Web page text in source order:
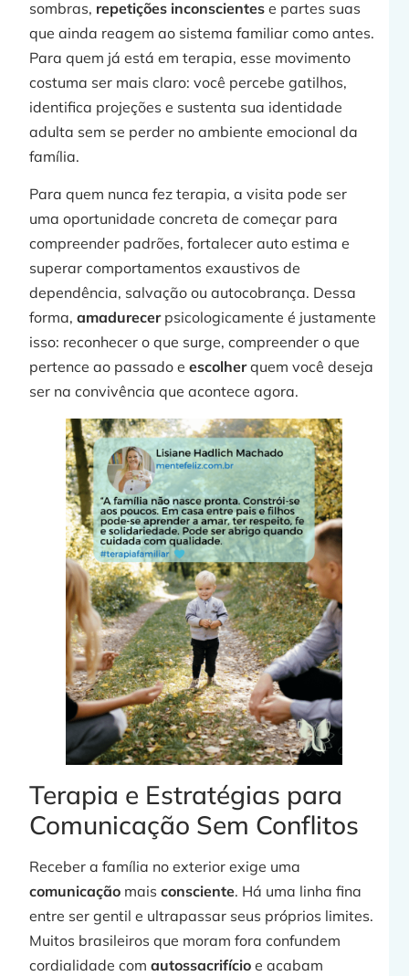
sombras, repetições inconscientese partes suas
que ainda reagem ao sistema familiar como antes.
Para quem já está em terapia, esse movimento
costuma ser mais claro: você percebe gatilhos,
identifica projeções e sustenta sua identidade
adulta sem se perder no ambiente emocional da
família.
Para quem nunca fez terapia, a visita pode ser
uma oportunidade concreta de começar para
compreender padrões, fortalecer auto estima e
superar comportamentos exaustivos de
dependência, salvação ou autocobrança. Dessa
forma,amadurecerpsicologicamente é justamente
isso: reconhecer o que surge, compreender o que
pertence ao passado eescolherquem você deseja
ser na convivência que acontece agora.
Terapia e Estratégias para
Comunicação Sem Conflitos
Receber a família no exterior exige uma
comunicação maisconsciente. Há uma linha fina
entre ser gentil e ultrapassar seus próprios limites.
Muitos brasileiros que moram fora confundem
cordialidade comautossacrifício e acabam